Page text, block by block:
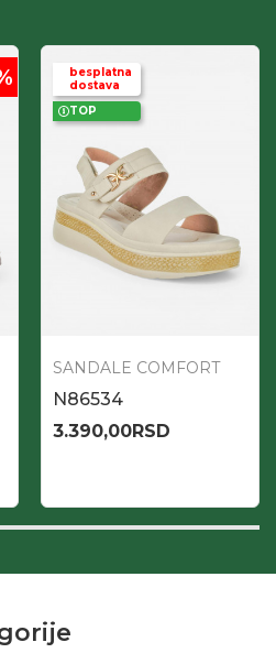
besplatna
dostava
TOP
SANDALE COMFORT
N86534
3.390,00RSD